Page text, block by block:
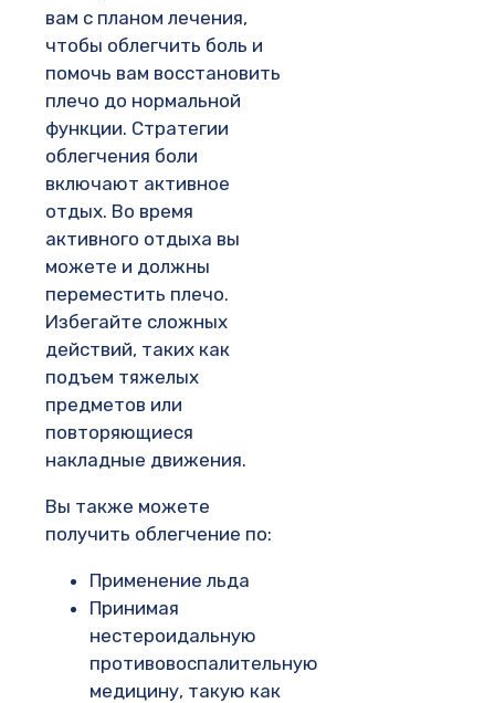
вам с планом лечения,
чтобы облегчить боль и
помочь вам восстановить
плечо до нормальной
функции. Стратегии
облегчения боли
включают активное
отдых. Во время
активного отдыха вы
можете и должны
переместить плечо.
Избегайте сложных
действий, таких как
подъем тяжелых
предметов или
повторяющиеся
накладные движения.
Вы также можете
получить облегчение по:
Применение льда
Принимая
нестероидальную
противовоспалительную
медицину, такую ​​как